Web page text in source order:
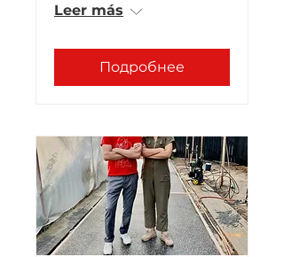
Leer más
Подробнее